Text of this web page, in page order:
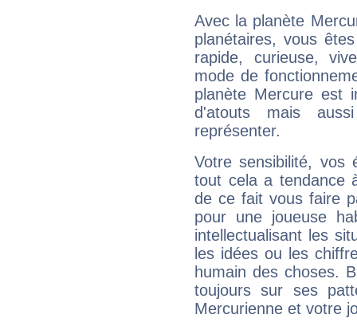
Avec la planète
planétaires, vous
rapide, curieuse,
mode de
planète Mercure est
d'atouts mais
représenter.
Votre sensibilité,
tout cela a tendance
de ce fait vous faire
pour une joueuse
intellectualisant les
les idées ou les
humain des choses.
toujours sur ses
Mercurienne et votre